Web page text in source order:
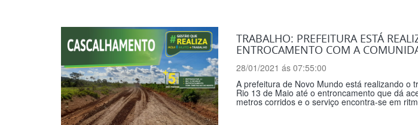
TRABALHO: PREFEITURA ESTÁ
ENTROCAMENTO COM A
28/01/2021 ás 07:55:00
A prefeitura de Novo Mundo está realizando o
Rio 13 de Maio até o entroncamento que dá
metros corridos e o serviço encontra-se em